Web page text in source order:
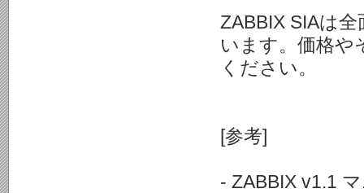
ZABBIX SIAは
います。価格や
ください。
[参考]
- ZABBIX v1.1